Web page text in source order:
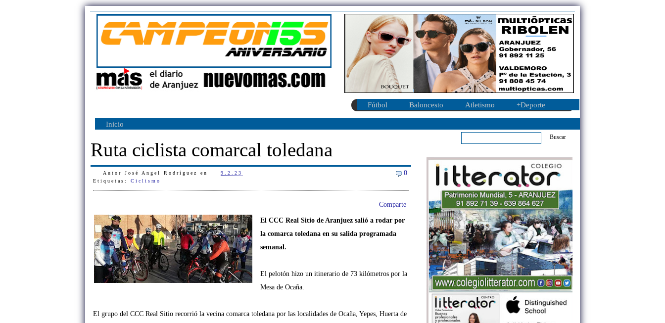
Fútbol Baloncesto Atletismo +Deporte
Inicio
Ruta ciclista comarcal toledana
Autor José Angel Rodríguez en 9.2.23 0
Etiquetas: Ciclismo
Comparte
El CCC Real Sitio de Aranjuez salió a rodar por
la comarca toledana en su salida programada
semanal.
El pelotón hizo un itinerario de 73 kilómetros por la
Mesa de Ocaña.
El grupo del CCC Real Sitio recorrió la vecina comarca toledana por las localidades de Ocaña, Yepes, Huerta de